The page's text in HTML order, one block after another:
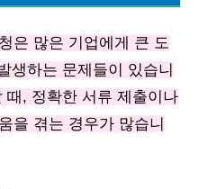
은 많은 기업에게 큰 도
생하는 문제들이 있습니
때, 정확한 서류 제출이나
을 겪는 경우가 많습니